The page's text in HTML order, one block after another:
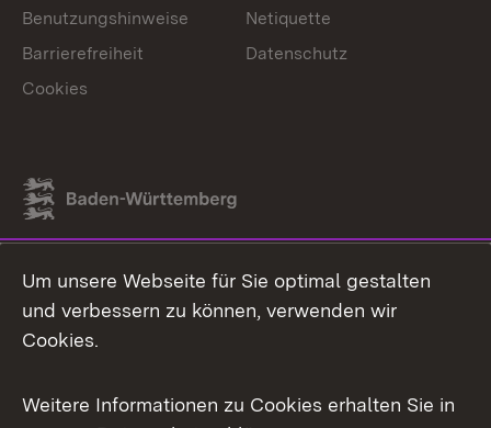
Link zum Landesportal
Benutzungshinweise
Netiquette
Barrierefreiheit
Datenschutz
Cookies
Um unsere Webseite für Sie optimal gestalten
und verbessern zu können, verwenden wir
Cookies.
Weitere Informationen zu Cookies erhalten Sie in